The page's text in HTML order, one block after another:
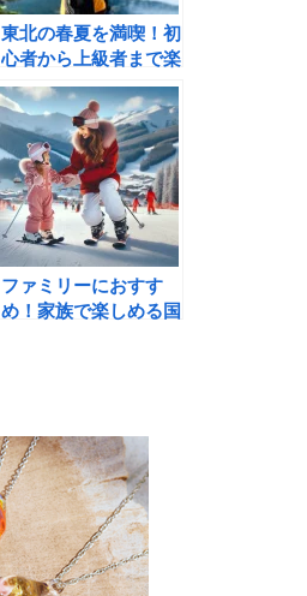
東北の春夏を満喫！初
心者から上級者まで楽
しめるハイキングコー
スガイド
ファミリーにおすす
め！家族で楽しめる国